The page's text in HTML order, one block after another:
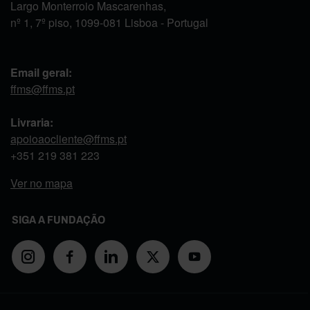
Largo Monterroio Mascarenhas,
nº 1, 7º piso, 1099-081 Lisboa - Portugal
Email geral:
ffms@ffms.pt
Livraria:
apoioaocliente@ffms.pt
+351 219 381 223
Ver no mapa
SIGA A FUNDAÇÃO